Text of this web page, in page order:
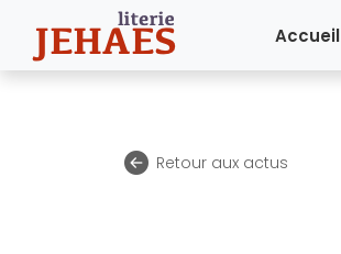
Accueil
Retour aux actus